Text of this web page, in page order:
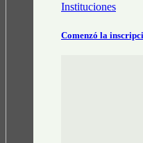
Instituciones
Comenzó la